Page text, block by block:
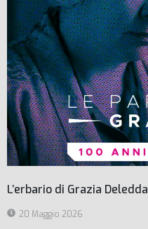
L’erbario di Grazia Deledda
20 Maggio 2026